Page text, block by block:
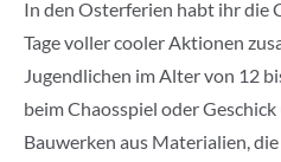
In den Osterferien habt ihr die
Tage voller cooler Aktionen
Jugendlichen im Alter von 12
beim Chaosspiel oder
Bauwerken aus Materialien,